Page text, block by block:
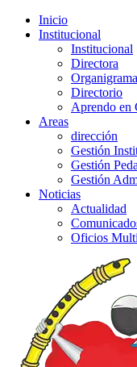
Inicio
Institucional
Institucional
Directora
Organigrama
Directorio
Aprendo en
Areas
dirección
Gestión
Gestión
Gestión
Noticias
Actualidad
Oficios